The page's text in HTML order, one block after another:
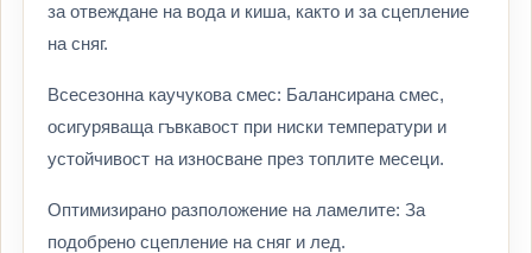
за отвеждане на вода и киша, както и за сцепление
на сняг.
Всесезонна каучукова смес: Балансирана смес,
осигуряваща гъвкавост при ниски температури и
устойчивост на износване през топлите месеци.
Оптимизирано разположение на ламелите: За
подобрено сцепление на сняг и лед.